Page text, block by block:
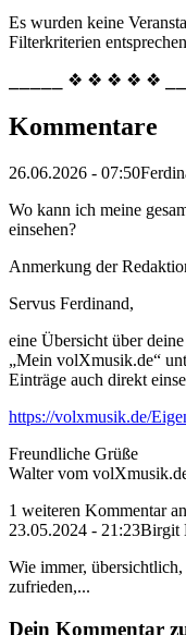
Es wurden keine
Filterkriterien
⎯⎯⎯⎯⎯ ❖ ❖ ❖ ❖ ❖
Kommentare
26.06.2026 - 07:50
Wo kann ich meine
einsehen?
Anmerkung der
Servus Ferdinand,
eine Übersicht über
„Mein volXmusik.de“
Einträge auch direkt
https://volxmusik.de/
Freundliche Grüße
Walter vom
1 weiteren Kommentar
23.05.2024 - 21:23Birgit
Wie immer,
zufrieden,...
Dein Kommentar